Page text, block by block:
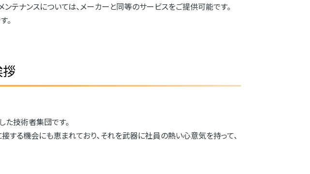
ナンスについては、メーカーと同等のサービスをご提供可能です。
。
技術者集団です。
する機会にも恵まれており、それを武器に社員の熱い心意気を持って、